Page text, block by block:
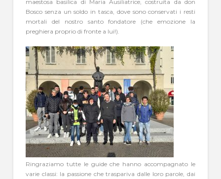
maestosa basilica di Maria Ausiliatrice, costruita da don
Bosco senza un soldo in tasca, dove sono conservati i resti
mortali del nostro santo fondatore (che emozione la
preghiera proprio di fronte a lui!).
Ringraziamo tutte le guide che hanno accompagnato le
varie classi: la passione che traspariva dalle loro parole, dai